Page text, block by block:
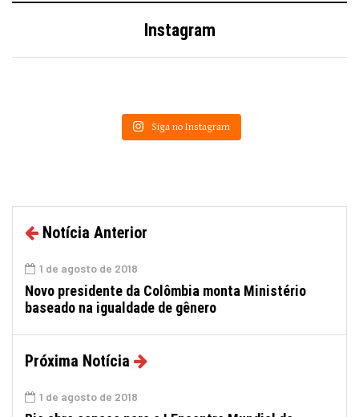
Instagram
Siga no Instagram
Notícia Anterior
1 de agosto de 2018
Novo presidente da Colômbia monta Ministério
baseado na igualdade de gênero
Próxima Notícia
1 de agosto de 2018